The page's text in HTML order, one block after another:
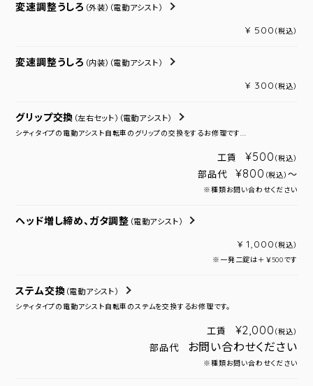
変速調整うしろ （外装） （電動アシスト）
¥ 500 （税込）
変速調整うしろ （内装） （電動アシスト）
¥ 300 （税込）
グリップ交換 （左右セット） （電動アシスト）
シティタイプの電動アシスト自転車のグリップの交換をするお修理です...
工賃 ¥500 （税込）
部品代 ¥800 （税込） ～
※種類お問い合わせください
ヘッド増し締め、ガタ調整 （電動アシスト）
¥ 1,000 （税込）
※一発二錠は＋￥500です
ステム交換 （電動アシスト）
シティタイプの電動アシスト自転車のステムを交換するお修理です。
工賃 ¥2,000 （税込）
部品代 お問い合わせください
※種類お問い合わせください